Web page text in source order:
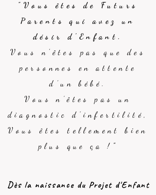
" Vous êtes de Futurs
Parents qui avez un
désir d'Enfant.
Vous n'êtes pas que des
personnes en attente
d’un bébé.
Vous n’êtes pas un
diagnostic d'infertilité,
Vous êtes tellement bien
plus que ça ! "
Dès la naissance du Projet d'Enfant